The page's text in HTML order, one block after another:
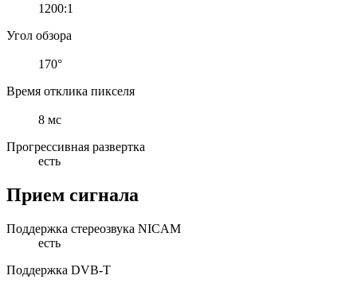
1200:1
Угол обзора
170°
Время отклика пикселя
8 мс
Прогрессивная развертка
есть
Прием сигнала
Поддержка стереозвука NICAM
есть
Поддержка DVB-T